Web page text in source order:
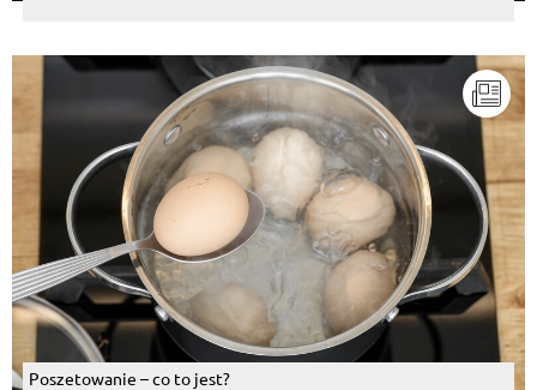
Poszetowanie – co to jest?